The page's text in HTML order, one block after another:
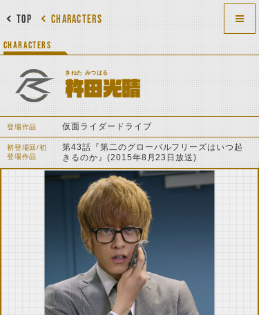
CHARACTERS
TOP
CHARACTERS
きねた みつはる
杵田光晴
登場作品 仮面ライダードライブ
初登場回/初
登場作品
第43話『第二のグローバルフリーズはいつ起
きるのか』(2015年8月23日放送)